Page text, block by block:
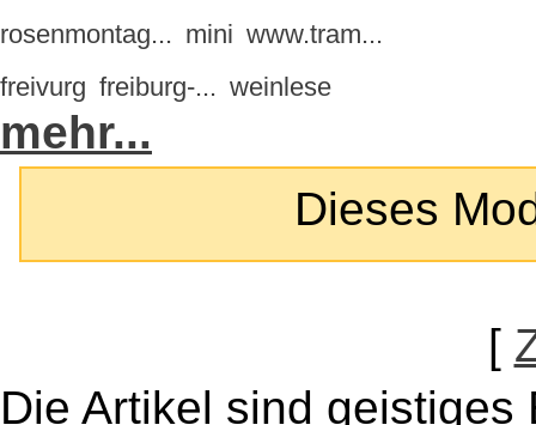
rosenmontag... mini www.tram...
freivurg freiburg-... weinlese
mehr...
Dieses
[
Die Artikel sind